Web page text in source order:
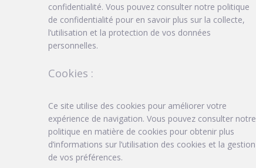
confidentialité. Vous pouvez consulter notre politique
de confidentialité pour en savoir plus sur la collecte,
l’utilisation et la protection de vos données
personnelles.
Cookies :
Ce site utilise des cookies pour améliorer votre
expérience de navigation. Vous pouvez consulter notre
politique en matière de cookies pour obtenir plus
d’informations sur l’utilisation des cookies et la gestion
de vos préférences.